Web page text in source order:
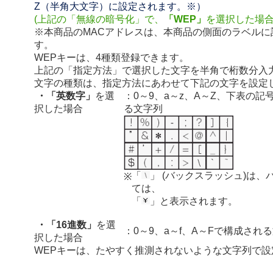
Z（半角大文字）に設定されます。※）
(上記の「無線の暗号化」で、
「WEP」 を選択した場
※本商品のMACアドレスは、本商品の側面のラベルに
す。
WEPキーは、4種類登録できます。
上記の「指定方法」で選択した文字を半角で桁数分入
文字の種類は、指定方法にあわせて下記の文字を設定
・「英数字」
を選
択した場合
：0～9、a～z、A～Z、下表の記
る文字列
※ 「
」 (バックスラッシュ)は、
ては、
「
」と表示されます。
・「16進数」
を選
択した場合
：0～9、a～f、A～Fで構成され
WEPキーは、たやすく推測されないような文字列で